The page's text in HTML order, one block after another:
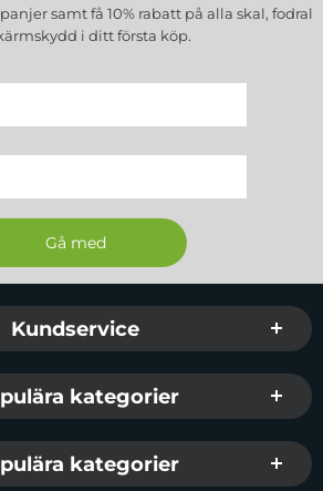
samt få 10% rabatt på alla skal, fodral
i ditt första köp.
info och länkar
Kundservice
kategorier
kategorier